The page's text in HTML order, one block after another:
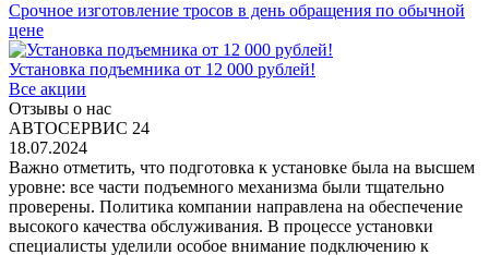
Срочное изготовление тросов в день обращения по обычной
цене
Установка подъемника от 12 000 рублей!
Все акции
Отзывы о нас
АВТОСЕРВИС 24
18.07.2024
Важно отметить, что подготовка к установке была на высшем
уровне: все части подъемного механизма были тщательно
проверены. Политика компании направлена на обеспечение
высокого качества обслуживания. В процессе установки
специалисты уделили особое внимание подключению к